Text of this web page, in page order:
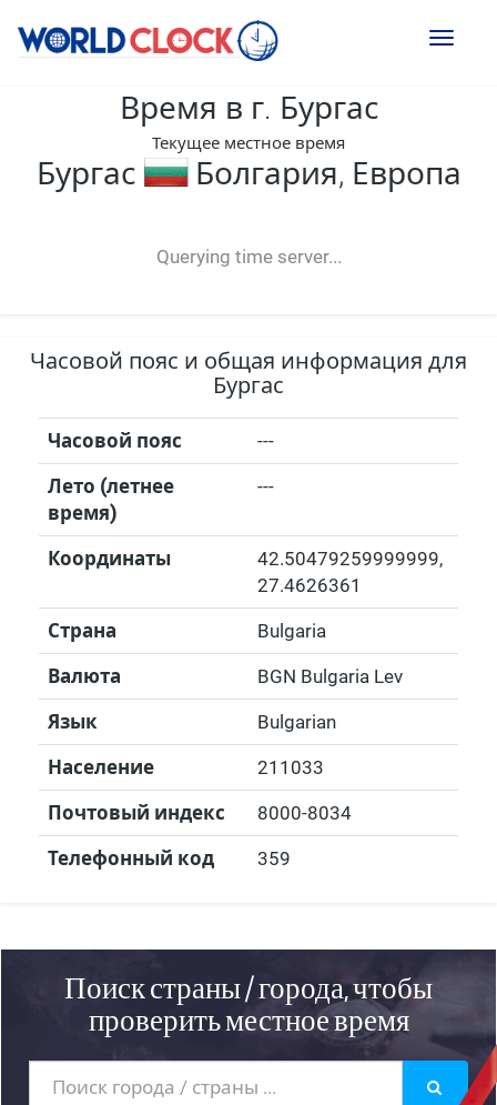
Toggle
Время в г. Бургас
Текущее местное время
Бургас Болгария, Европа
Querying time server...
-- ---- ----
Часовой пояс и общая информация для
Бургас
Часовой пояс ---
Лето (летнее
время)
---
Координаты 42.50479259999999,
27.4626361
Страна Bulgaria
Валюта BGN Bulgaria Lev
Язык Bulgarian
Население 211033
Почтовый индекс 8000-8034
Телефонный код 359
Поиск страны / города, чтобы
проверить местное время